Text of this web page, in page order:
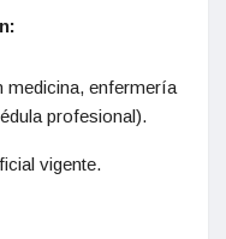
medicina, enfermería
profesional).
vigente.